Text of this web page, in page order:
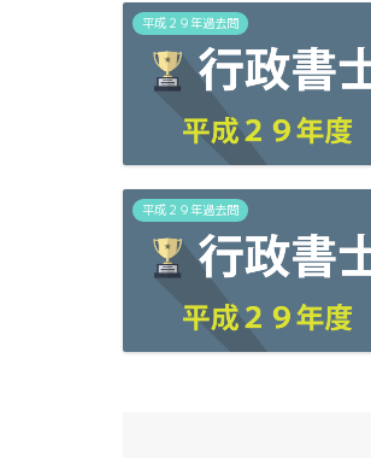
平成２９年過去問
平成２９年過去問